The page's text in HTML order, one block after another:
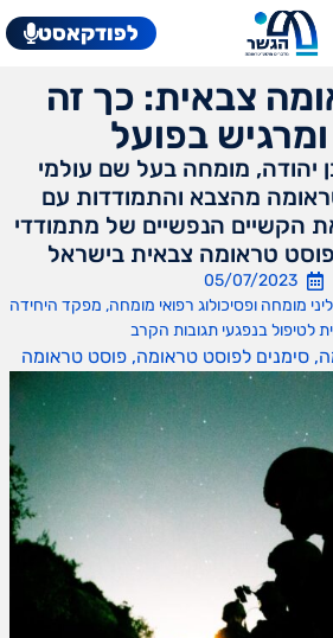
לפודקאסט
צבאית: כך זה
בפועל
יהודה, מומחה בעל שם עולמי
מהצבא והתמודדות עם
הקשיים הנפשיים של מתמודדי
טראומה צבאית בישראל
05/07/2023
מומחה ופסיכולוג רפואי מומחה, מפקד היחידה
לטיפול בנפגעי תגובות הקרב
, סימנים לפוסט טראומה, פוסט טראומה